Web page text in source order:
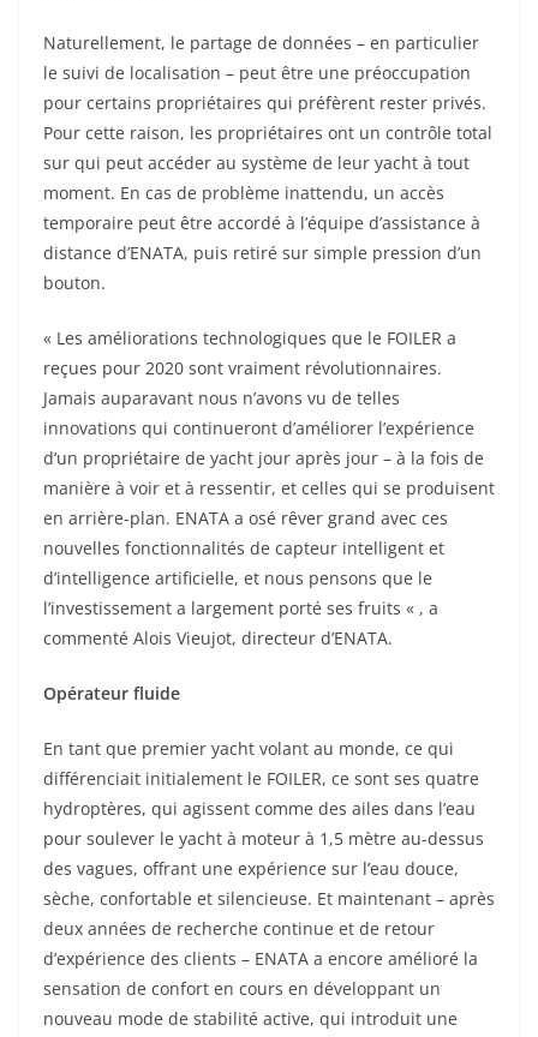
Naturellement, le partage de données – en particulier
le suivi de localisation – peut être une préoccupation
pour certains propriétaires qui préfèrent rester privés.
Pour cette raison, les propriétaires ont un contrôle total
sur qui peut accéder au système de leur yacht à tout
moment. En cas de problème inattendu, un accès
temporaire peut être accordé à l’équipe d’assistance à
distance d’ENATA, puis retiré sur simple pression d’un
bouton.
« Les améliorations technologiques que le FOILER a
reçues pour 2020 sont vraiment révolutionnaires.
Jamais auparavant nous n’avons vu de telles
innovations qui continueront d’améliorer l’expérience
d’un propriétaire de yacht jour après jour – à la fois de
manière à voir et à ressentir, et celles qui se produisent
en arrière-plan. ENATA a osé rêver grand avec ces
nouvelles fonctionnalités de capteur intelligent et
d’intelligence artificielle, et nous pensons que le
l’investissement a largement porté ses fruits « , a
commenté Alois Vieujot, directeur d’ENATA.
Opérateur fluide
En tant que premier yacht volant au monde, ce qui
différenciait initialement le FOILER, ce sont ses quatre
hydroptères, qui agissent comme des ailes dans l’eau
pour soulever le yacht à moteur à 1,5 mètre au-dessus
des vagues, offrant une expérience sur l’eau douce,
sèche, confortable et silencieuse. Et maintenant – après
deux années de recherche continue et de retour
d’expérience des clients – ENATA a encore amélioré la
sensation de confort en cours en développant un
nouveau mode de stabilité active, qui introduit une